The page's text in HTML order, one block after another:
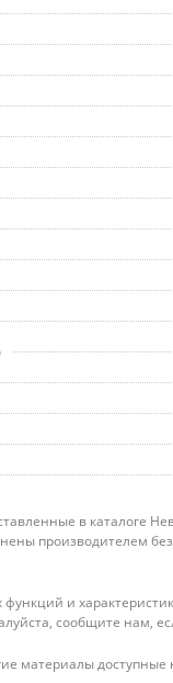
в каталоге
производителем
и
сообщите нам,
материалы